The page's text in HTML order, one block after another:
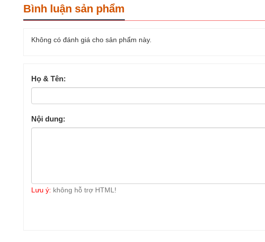
Bình luận sản phẩm
Không có đánh giá cho sản phẩm này.
Họ & Tên:
Nội dung:
Lưu ý: không hỗ trợ HTML!